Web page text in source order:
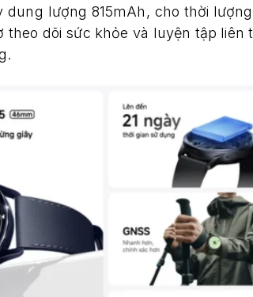
dung lượng 815mAh, cho thời
dõi sức khỏe và luyện tập liên